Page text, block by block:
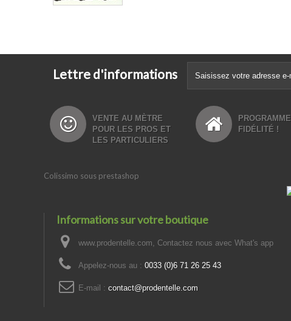
Lettre d'informations
VENTE AU MÈTRE
POUR LES PROS ET
LES PARTICULIERS
PROGRAMME
FIDÉLITÉ !
Colissimo sous prestashop
Informations sur votre boutique
www.prodentelle.com, Contactez nous avec What's app
Appelez-nous au : 0033 (0)6 71 26 25 43
E-mail : contact@prodentelle.com